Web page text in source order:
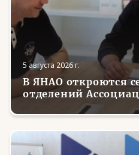
5 августа 2026 г.
В ЯНАО откроются
отделений